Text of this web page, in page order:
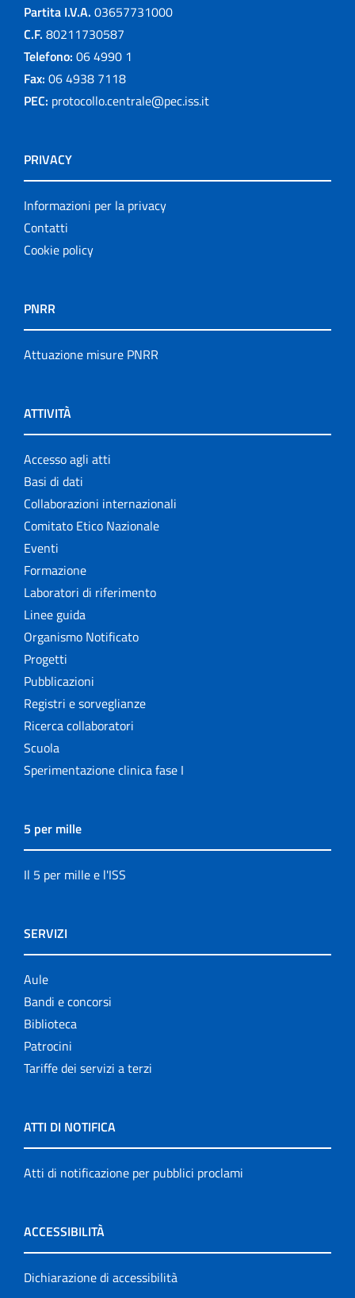
Partita I.V.A. 03657731000
C.F. 80211730587
Telefono: 06 4990 1
Fax: 06 4938 7118
PEC: protocollo.centrale@pec.iss.it
PRIVACY
Informazioni per la privacy
Contatti
Cookie policy
PNRR
Attuazione misure PNRR
ATTIVITÀ
Accesso agli atti
Basi di dati
Collaborazioni internazionali
Comitato Etico Nazionale
Eventi
Formazione
Laboratori di riferimento
Linee guida
Organismo Notificato
Progetti
Pubblicazioni
Registri e sorveglianze
Ricerca collaboratori
Scuola
Sperimentazione clinica fase I
5 per mille
Il 5 per mille e l'ISS
SERVIZI
Aule
Bandi e concorsi
Biblioteca
Patrocini
Tariffe dei servizi a terzi
ATTI DI NOTIFICA
Atti di notificazione per pubblici proclami
ACCESSIBILITÀ
Dichiarazione di accessibilità